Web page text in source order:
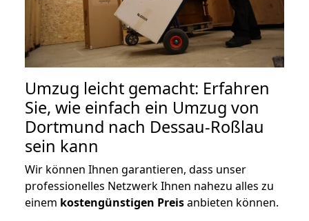
Umzug leicht gemacht: Erfahren
Sie, wie einfach ein Umzug von
Dortmund nach Dessau-Roßlau
sein kann
Wir können Ihnen garantieren, dass unser
professionelles Netzwerk Ihnen nahezu alles zu
einem kostengünstigen Preisanbieten können.